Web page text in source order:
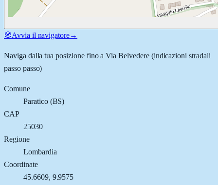
🧭Avvia il navigatore→
Naviga dalla tua posizione fino aVia Belvedere(indicazioni stradali
passo passo)
Comune
Paratico(BS)
CAP
25030
Regione
Lombardia
Coordinate
45.6609, 9.9575